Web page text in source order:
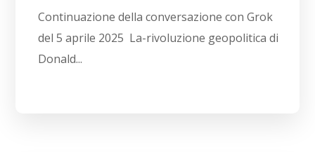
Continuazione della conversazione con Grok
del 5 aprile 2025 La-rivoluzione geopolitica di
Donald...